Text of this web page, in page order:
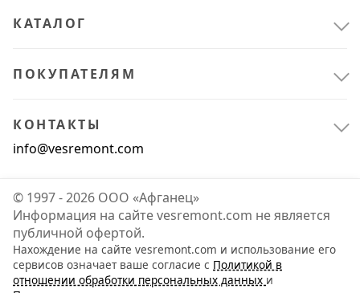
КАТАЛОГ
ПОКУПАТЕЛЯМ
КОНТАКТЫ
info@vesremont.com
© 1997 - 2026 ООО «Афганец»
Информация на сайте vesremont.com не является
публичной офертой.
Нахождение на сайте vesremont.com и использование его
сервисов означает ваше согласие с Политикой в
отношении обработки персональных данных и